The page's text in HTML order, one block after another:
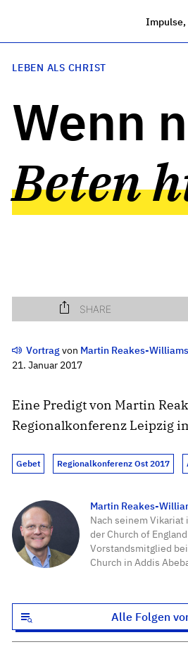
Impulse,
LEBEN ALS CHRIST
Wenn
Beten
Vortragvon Martin Reakes-Williams
21. Januar 2017
Eine Predigt von Martin
Regionalkonferenz Leipzig
Gebet Regionalkonferenz Ost 2017
Martin Reakes-
Nach seinem Vikariat
der Church of
Vorstandsmitglied
Church in Addis
Alle Folgen